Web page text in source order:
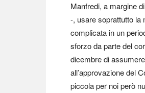
Manfredi, a margine
-, usare soprattutto la
complicata in un
sforzo da parte del
dicembre di
all’approvazione del
piccola per noi però